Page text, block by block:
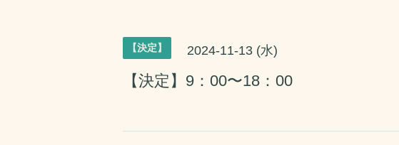
【決定】 2024-11-13 (水)
【決定】9：00〜18：00